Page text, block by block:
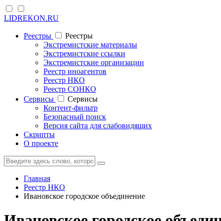
LIDREKON.RU
Реестры
Реестры
Экстремистские материалы
Экстремистские ссылки
Экстремистские организации
Реестр иноагентов
Реестр НКО
Реестр СОНКО
Cервисы
Cервисы
Контент-фильтр
Безопасный поиск
Версия сайта для слабовидящих
Скрипты
О проекте
Главная
Реестр НКО
Ивановское городское объединение